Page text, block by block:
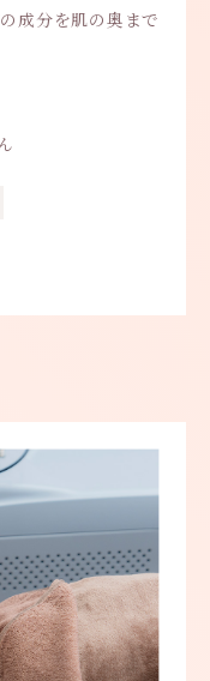
成分を肌の奥まで